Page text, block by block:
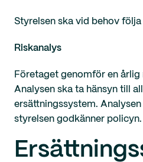
Styrelsen ska vid behov
Riskanalys
Företaget genomför en
Analysen ska ta hänsyn till
ersättningssystem.
styrelsen godkänner policyn.